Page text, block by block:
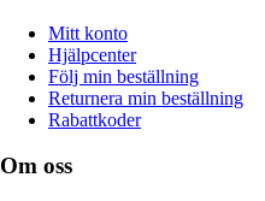
Mitt konto
Hjälpcenter
Följ min beställning
Returnera min beställning
Rabattkoder
Om oss